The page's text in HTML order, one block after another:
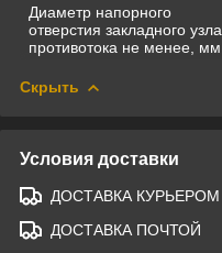
Диаметр напорного
отверстия закладного узла
противотока не менее, мм
Скрыть
Условия доставки
ДОСТАВКА КУРЬЕРОМ
ДОСТАВКА ПОЧТОЙ